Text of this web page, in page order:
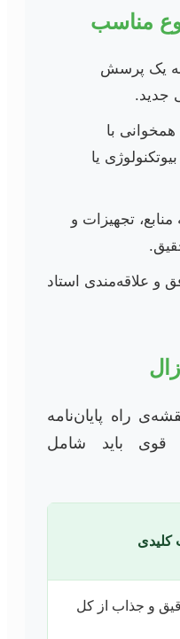
مناسب
یک پرسش
جدید.
همخوانی با
یا
تجهیزات و
و علاقه‌مندی استاد
راه پایان‌نامه
قوی باید شامل
کلیدی
و جذاب از کل